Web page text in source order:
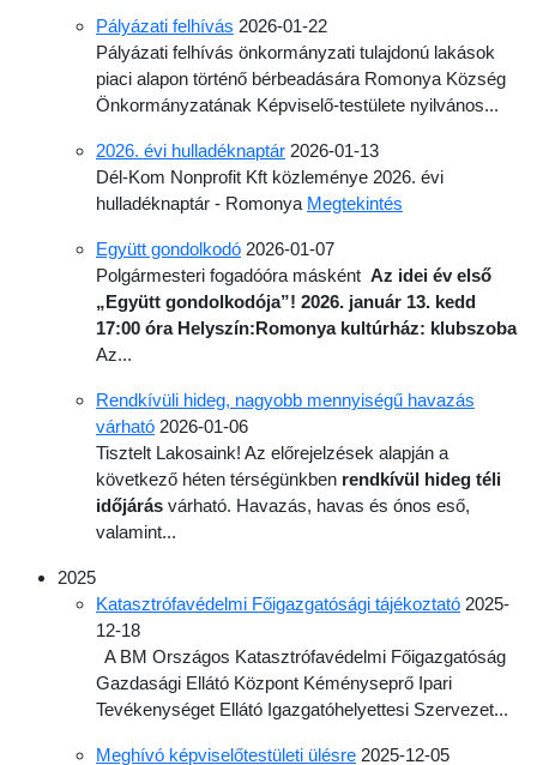
Pályázati felhívás 2026-01-22
Pályázati felhívás önkormányzati tulajdonú lakások
piaci alapon történő bérbeadására Romonya Község
Önkormányzatának Képviselő-testülete nyilvános...
2026. évi hulladéknaptár 2026-01-13
Dél-Kom Nonprofit Kft közleménye 2026. évi
hulladéknaptár - Romonya Megtekintés
Együtt gondolkodó 2026-01-07
Polgármesteri fogadóóra másként Az idei év első
„Együtt gondolkodója”! 2026. január 13. kedd
17:00 óra Helyszín:Romonya kultúrház: klubszoba
Az...
Rendkívüli hideg, nagyobb mennyiségű havazás
várható 2026-01-06
Tisztelt Lakosaink! Az előrejelzések alapján a
következő héten térségünkben rendkívül hideg téli
időjárás várható. Havazás, havas és ónos eső,
valamint...
2025
Katasztrófavédelmi Főigazgatósági tájékoztató 2025-
12-18
A BM Országos Katasztrófavédelmi Főigazgatóság
Gazdasági Ellátó Központ Kéményseprő Ipari
Tevékenységet Ellátó Igazgatóhelyettesi Szervezet...
Meghívó képviselőtestületi ülésre 2025-12-05